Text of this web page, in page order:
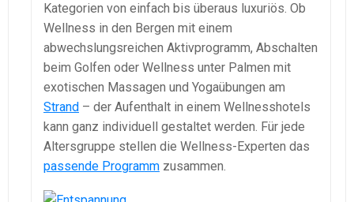
Kategorien von einfach bis überaus luxuriös. Ob
Wellness in den Bergen mit einem
abwechslungsreichen Aktivprogramm, Abschalten
beim Golfen oder Wellness unter Palmen mit
exotischen Massagen und Yogaübungen am
Strand – der Aufenthalt in einem Wellnesshotels
kann ganz individuell gestaltet werden. Für jede
Altersgruppe stellen die Wellness-Experten das
passende Programm zusammen.